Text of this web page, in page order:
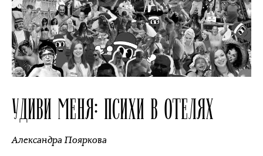
УДИВИ МЕНЯ: ПСИХИ В ОТЕЛЯХ
Александра Пояркова